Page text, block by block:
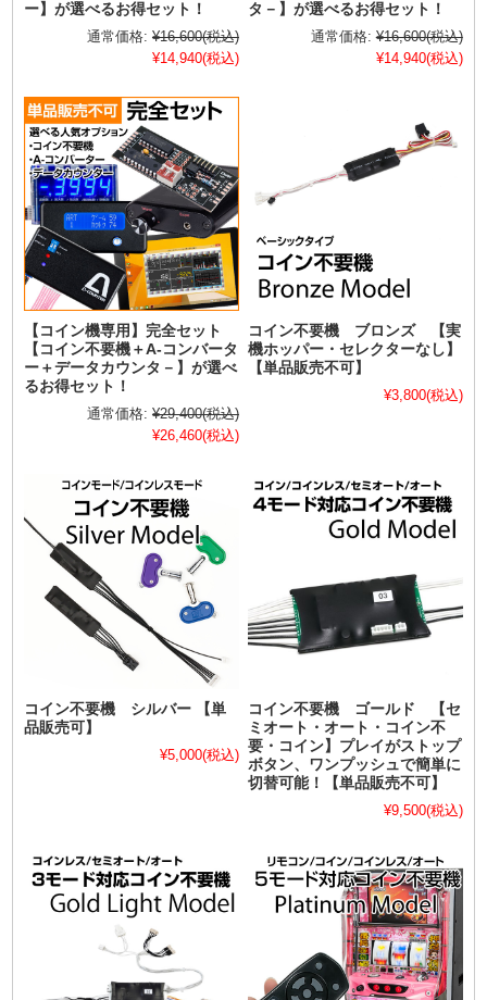
ー】が選べるお得セット！
通常価格: ¥16,600(税込)
¥14,940(税込)
タ－】が選べるお得セット！
通常価格: ¥16,600(税込)
¥14,940(税込)
【コイン機専用】完全セット
【コイン不要機＋A-コンバータ
ー＋データカウンタ－】が選べ
るお得セット！
通常価格: ¥29,400(税込)
¥26,460(税込)
コイン不要機 ブロンズ 【実
機ホッパー・セレクターなし】
【単品販売不可】
¥3,800(税込)
コイン不要機 シルバー 【単
品販売可】
¥5,000(税込)
コイン不要機 ゴールド 【セ
ミオート・オート・コイン不
要・コイン】プレイがストップ
ボタン、ワンプッシュで簡単に
切替可能！【単品販売不可】
¥9,500(税込)